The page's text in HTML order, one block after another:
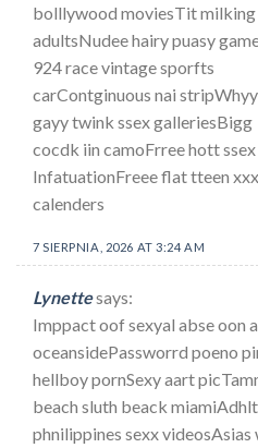
bolllywood moviesTit
adultsNudee hairy puasy
924 race vintage sporfts
carContginuous nai
gayy twink ssex galleriesBigg
cocdk iin camoFrree hott
InfatuationFreee flat tteen
calenders
7 SIERPNIA, 2026 AT 3:24 AM
Lynettesays:
Imppact oof sexyal abse oon
oceansidePassworrd poeno
hellboy pornSexy aart
beach sluth beack
phnilippines sexx videosAsias